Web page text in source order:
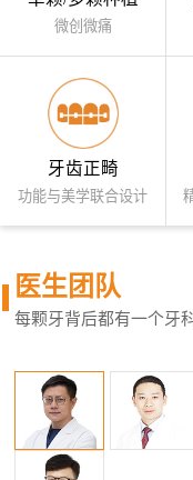
微创微痛
牙齿正畸
功能与美学联合设计
医生团队
每颗牙背后都有一个牙